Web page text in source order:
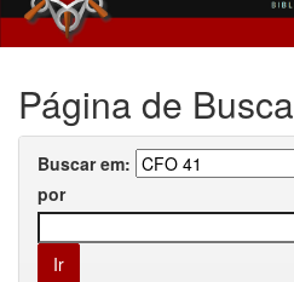
Página de Busca
Buscar em:
por